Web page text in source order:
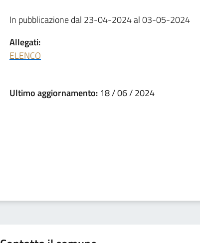
In pubblicazione dal 23-04-2024 al 03-05-2024
Allegati:
ELENCO
Ultimo aggiornamento: 18 / 06 / 2024